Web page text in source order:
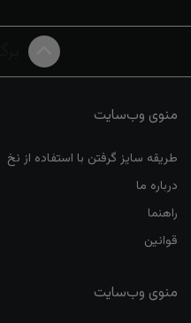
منوی وب‌سایت
طریقه سایز گرفتن با استفاده از نخ
درباره ما
راهنما
قوانین
منوی وب‌سایت